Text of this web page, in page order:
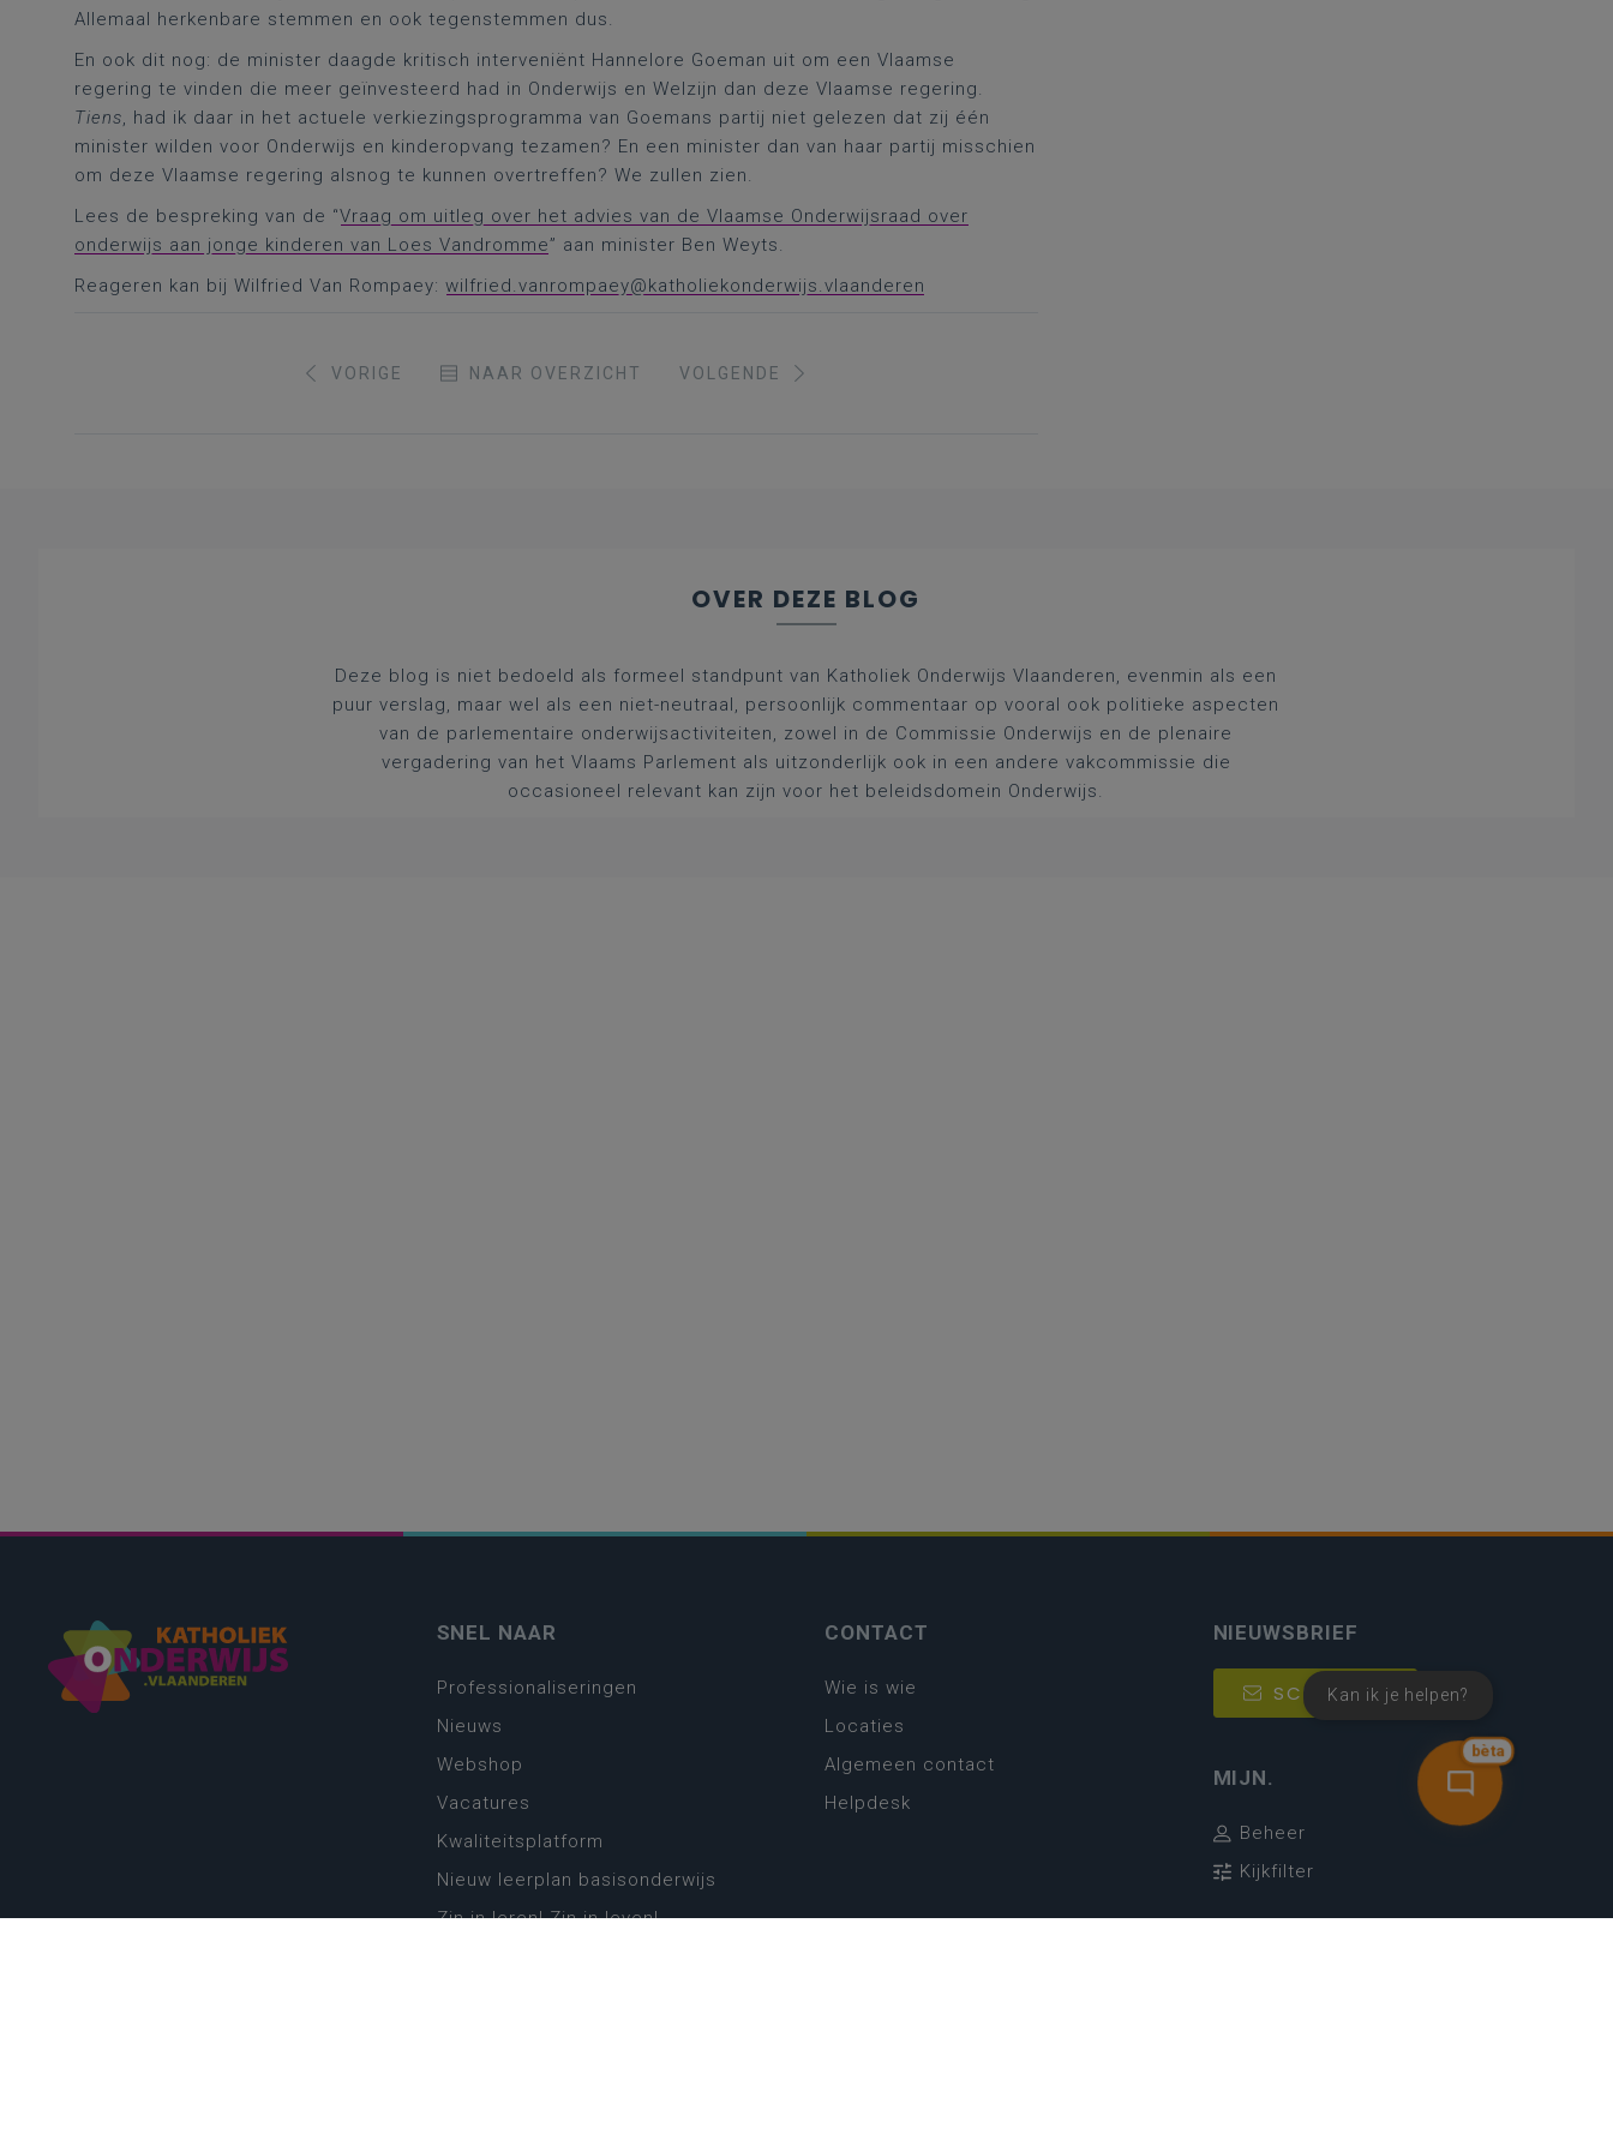
Allemaal herkenbare stemmen en ook tegenstemmen dus.
En ook dit nog: de minister daagde kritisch interveniënt Hannelore Goeman uit om een Vlaamse
regering te vinden die meer geïnvesteerd had in Onderwijs en Welzijn dan deze Vlaamse regering.
Tiens, had ik daar in het actuele verkiezingsprogramma van Goemans partij niet gelezen dat zij één
minister wilden voor Onderwijs en kinderopvang tezamen? En een minister dan van haar partij misschien
om deze Vlaamse regering alsnog te kunnen overtreffen? We zullen zien.
Lees de bespreking van de “Vraag om uitleg over het advies van de Vlaamse Onderwijsraad over
onderwijs aan jonge kinderen van Loes Vandromme” aan minister Ben Weyts.
Reageren kan bij Wilfried Van Rompaey: wilfried.vanrompaey@katholiekonderwijs.vlaanderen
VORIGE NAAR OVERZICHT VOLGENDE
OVER DEZE BLOG
Deze blog is niet bedoeld als formeel standpunt van Katholiek Onderwijs Vlaanderen, evenmin als een
puur verslag, maar wel als een niet-neutraal, persoonlijk commentaar op vooral ook politieke aspecten
van de parlementaire onderwijsactiviteiten, zowel in de Commissie Onderwijs en de plenaire
vergadering van het Vlaams Parlement als uitzonderlijk ook in een andere vakcommissie die
occasioneel relevant kan zijn voor het beleidsdomein Onderwijs.
bèta
Kan ik je helpen?
SNEL NAAR
Professionaliseringen
Nieuws
Webshop
Vacatures
Kwaliteitsplatform
Nieuw leerplan basisonderwijs
Zin in leren! Zin in leven!
CONTACT
Wie is wie
Locaties
Algemeen contact
Helpdesk
NIEUWSBRIEF
SCHRIJF IN
MIJN.
Beheer
Kijkfilter